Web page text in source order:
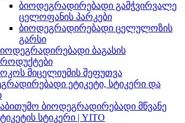
ბიოდეგრადირებადი გამჭვირვალე
ცელოფანის პარკები
ბიოდეგრადირებადი ცელულოზის
გარსი
ბაგასის
მიცელიუმის შეფუთვა
ეტიკეტი, სტიკერი და
ბიოდეგრადირებადი მწვანე
სტიკერი | YITO